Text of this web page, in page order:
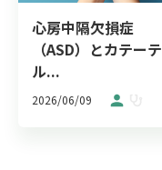
心房中隔欠損症
（ASD）とカテーテ
ル...
2026/06/09